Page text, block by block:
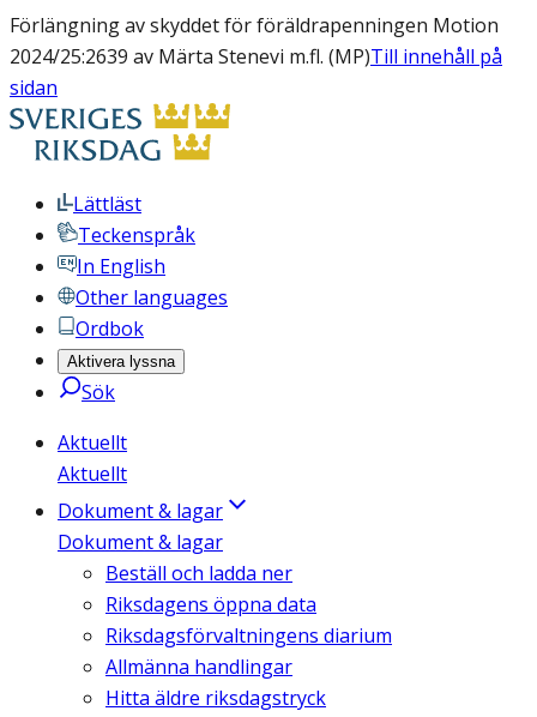
Förlängning av skyddet för föräldrapenningen Motion
2024/25:2639 av Märta Stenevi m.fl. (MP)Till innehåll på
sidan
Lättläst
Teckenspråk
In English
Other languages
Ordbok
Aktivera lyssna
Sök
Aktuellt
Aktuellt
Dokument & lagar
Dokument & lagar
Beställ och ladda ner
Riksdagens öppna data
Riksdagsförvaltningens diarium
Allmänna handlingar
Hitta äldre riksdagstryck